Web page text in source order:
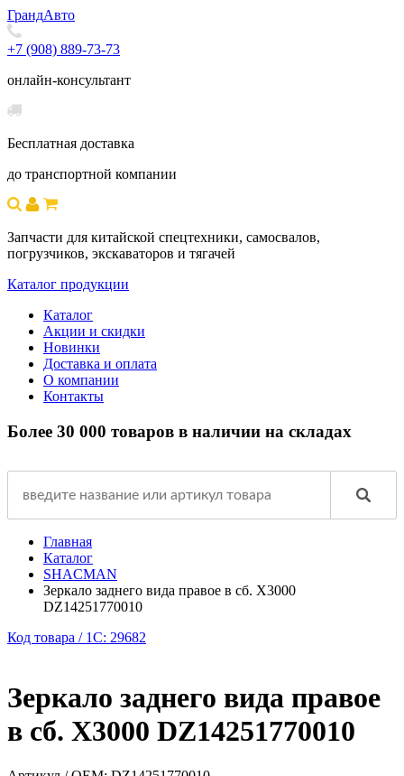
ГрандАвто
+7 (908) 889-73-73
онлайн-консультант
Бесплатная доставка
до транспортной компании
Запчасти для китайской спецтехники, самосвалов,
погрузчиков, экскаваторов и тягачей
Каталог продукции
Каталог
Акции и скидки
Новинки
Доставка и оплата
О компании
Контакты
Более 30 000 товаров в наличии на складах
Главная
Каталог
SHACMAN
Зеркало заднего вида правое в сб. X3000
DZ14251770010
Код товара / 1C: 29682
Зеркало заднего вида правое
в сб. X3000 DZ14251770010